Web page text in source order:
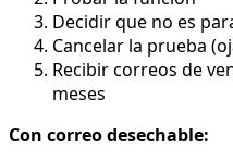
Decidir que no es
Cancelar la prueba
Recibir correos de
meses
Con correo desechable: